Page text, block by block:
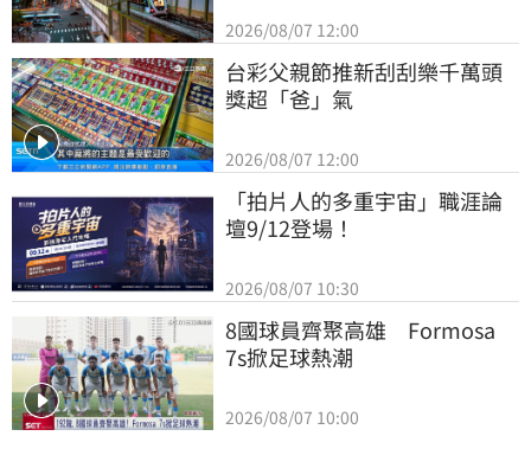
2026/08/07 12:00
台彩父親節推新刮刮樂千萬頭
獎超「爸」氣
2026/08/07 12:00
「拍片人的多重宇宙」職涯論
壇9/12登場！
2026/08/07 10:30
8國球員齊聚高雄　Formosa
7s掀足球熱潮
2026/08/07 10:00